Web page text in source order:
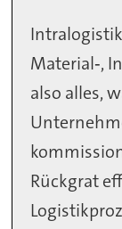
Material‑,
also alles,
Rückgrat